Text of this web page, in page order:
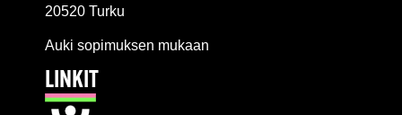
20520 Turku
Auki sopimuksen mukaan
LINKIT